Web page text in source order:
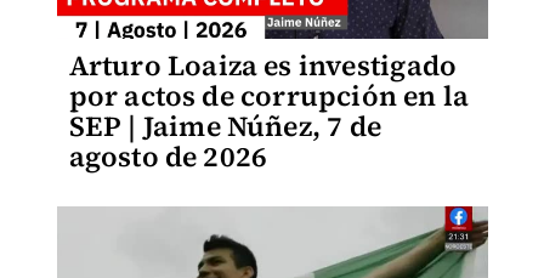
Arturo Loaiza es investigado
por actos de corrupción en la
SEP | Jaime Núñez, 7 de
agosto de 2026